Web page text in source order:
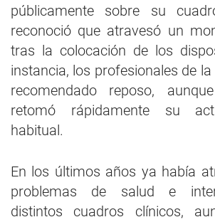
públicamente sobre su
reconoció que atravesó un
tras la colocación de los
instancia, los profesionales de
recomendado reposo,
retomó rápidamente su
habitual.
En los últimos años ya había
problemas de salud e
distintos cuadros clínicos,